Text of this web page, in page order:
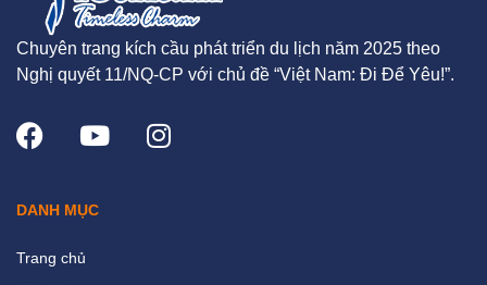
Chuyên trang kích cầu phát triển du lịch năm 2025 theo
Nghị quyết 11/NQ-CP với chủ đề “Việt Nam: Đi Để Yêu!”.
DANH MỤC
Trang chủ